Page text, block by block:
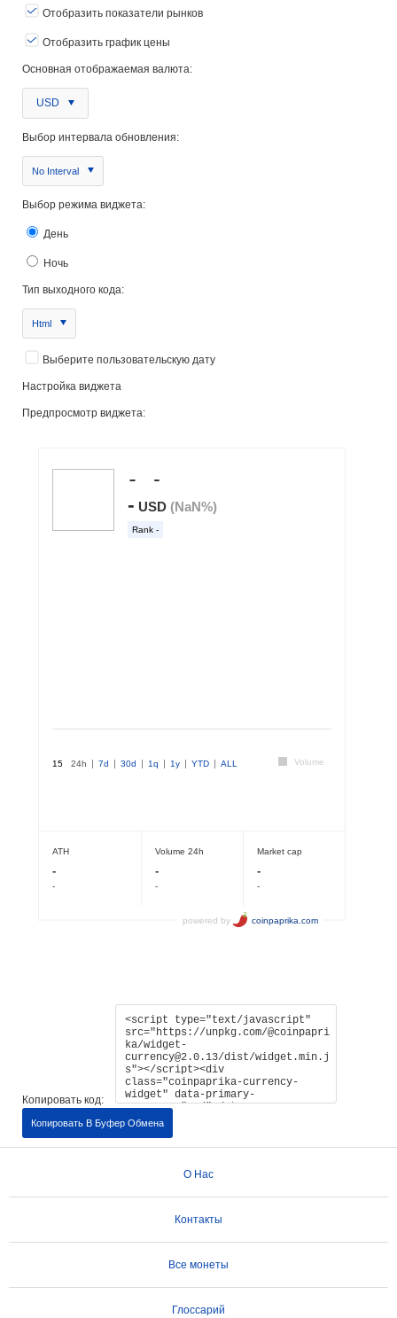
Отобразить показатели рынков
Отобразить график цены
Основная отображаемая валюта:
USD
Выбор интервала обновления:
No Interval
Выбор режима виджета:
День
Ночь
Тип выходного кода:
Html
Выберите пользовательскую дату
Настройка виджета
Предпросмотр виджета:
Копировать код:
Копировать В Буфер Обмена
О Нас
Контакты
Все монеты
Глоссарий